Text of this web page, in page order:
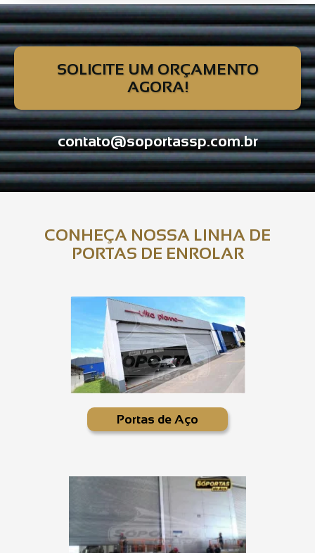
SOLICITE UM ORÇAMENTO
AGORA!
contato@soportassp.com.br
CONHEÇA NOSSA LINHA DE
PORTAS DE ENROLAR
Portas de Aço